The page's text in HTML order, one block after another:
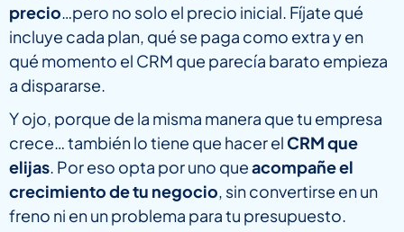
precio…pero no solo el precio inicial. Fíjate qué
incluye cada plan, qué se paga como extra y en
qué momento el CRM que parecía barato empieza
a dispararse.
Y ojo, porque de la misma manera que tu empresa
crece… también lo tiene que hacer el CRM que
elijas. Por eso opta por uno queacompañe el
crecimiento de tu negocio, sin convertirse en un
freno ni en un problema para tu presupuesto.